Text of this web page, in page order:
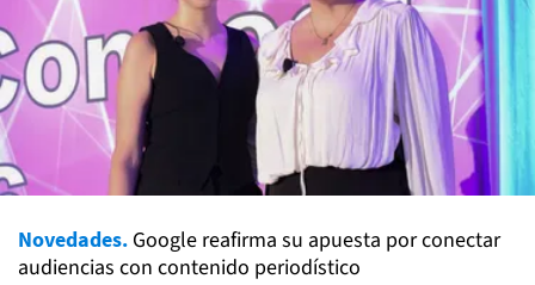
Novedades. Google reafirma su apuesta por conectar
audiencias con contenido periodístico